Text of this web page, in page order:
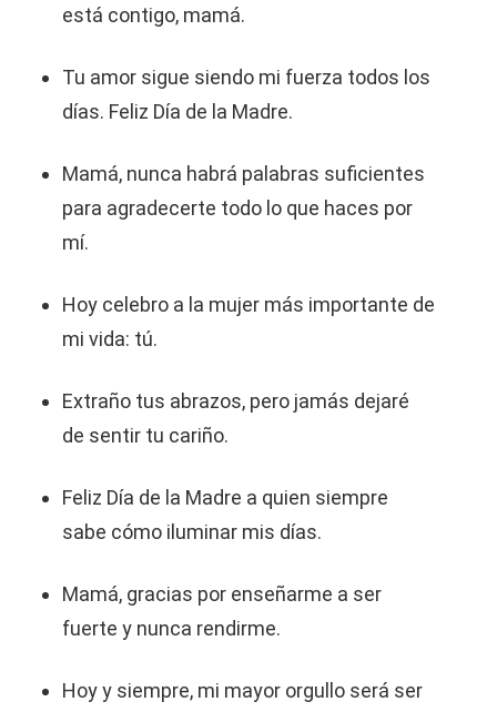
está contigo, mamá.
Tu amor sigue siendo mi fuerza todos los
días. Feliz Día de la Madre.
Mamá, nunca habrá palabras suficientes
para agradecerte todo lo que haces por
mí.
Hoy celebro a la mujer más importante de
mi vida: tú.
Extraño tus abrazos, pero jamás dejaré
de sentir tu cariño.
Feliz Día de la Madre a quien siempre
sabe cómo iluminar mis días.
Mamá, gracias por enseñarme a ser
fuerte y nunca rendirme.
Hoy y siempre, mi mayor orgullo será ser